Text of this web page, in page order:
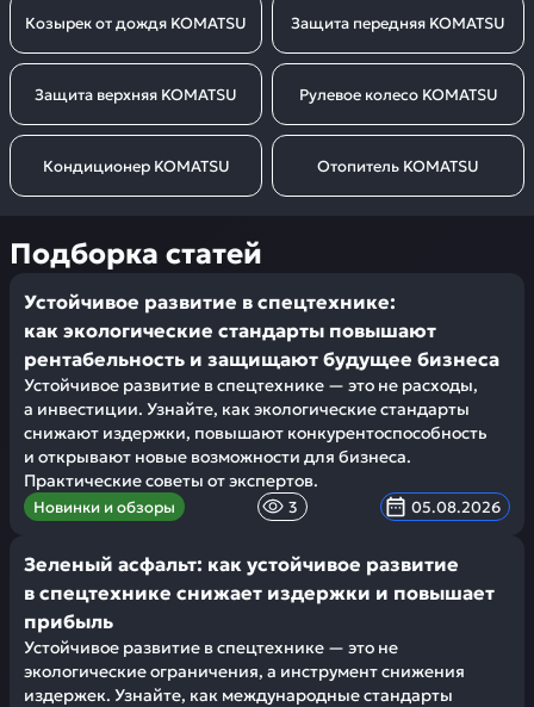
Козырек от дождя KOMATSU Защита передняя KOMATSU
Защита верхняя KOMATSU Рулевое колесо KOMATSU
Кондиционер KOMATSU Отопитель KOMATSU
Подборка статей
Устойчивое развитие в спецтехнике:
как экологические стандарты повышают
рентабельность и защищают будущее бизнеса
Устойчивое развитие в спецтехнике — это не расходы,
а инвестиции. Узнайте, как экологические стандарты
снижают издержки, повышают конкурентоспособность
и открывают новые возможности для бизнеса.
Практические советы от экспертов.
Новинки и обзоры 3 05.08.2026
Зеленый асфальт: как устойчивое развитие
в спецтехнике снижает издержки и повышает
прибыль
Устойчивое развитие в спецтехнике — это не
экологические ограничения, а инструмент снижения
издержек. Узнайте, как международные стандарты